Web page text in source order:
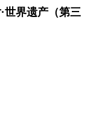
·世界遗产（第三